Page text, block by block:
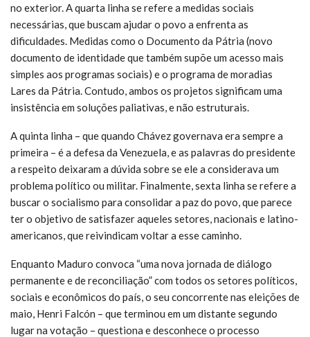
no exterior. A quarta linha se refere a medidas sociais
necessárias, que buscam ajudar o povo a enfrenta as
dificuldades. Medidas como o Documento da Pátria (novo
documento de identidade que também supõe um acesso mais
simples aos programas sociais) e o programa de moradias
Lares da Pátria. Contudo, ambos os projetos significam uma
insistência em soluções paliativas, e não estruturais.
A quinta linha – que quando Chávez governava era sempre a
primeira – é a defesa da Venezuela, e as palavras do presidente
a respeito deixaram a dúvida sobre se ele a considerava um
problema político ou militar. Finalmente, sexta linha se refere a
buscar o socialismo para consolidar a paz do povo, que parece
ter o objetivo de satisfazer aqueles setores, nacionais e latino-
americanos, que reivindicam voltar a esse caminho.
Enquanto Maduro convoca “uma nova jornada de diálogo
permanente e de reconciliação” com todos os setores políticos,
sociais e econômicos do país, o seu concorrente nas eleições de
maio, Henri Falcón – que terminou em um distante segundo
lugar na votação – questiona e desconhece o processo